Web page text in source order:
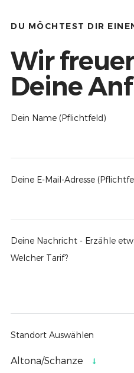
DU MÖCHTEST DIR
Wir
Deine
Dein Name (Pflichtfeld)
Deine E-Mail-Adresse
Deine Nachricht - Erzähle
Welcher Tarif?
Standort Auswählen